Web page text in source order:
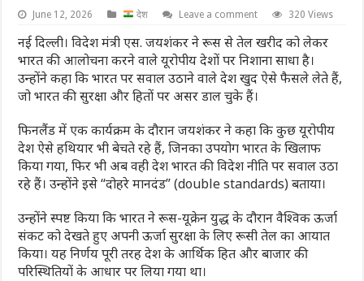
June 12, 2026 देश Leave a comment 320 Views
नई दिल्ली। विदेश मंत्री एस. जयशंकर ने रूस से तेल खरीद को लेकर
भारत की आलोचना करने वाले यूरोपीय देशों पर निशाना साधा है।
उन्होंने कहा कि भारत पर सवाल उठाने वाले देश खुद ऐसे फैसले लेते हैं,
जो भारत की सुरक्षा और हितों पर असर डाल चुके हैं।
फिनलैंड में एक कार्यक्रम के दौरान जयशंकर ने कहा कि कुछ यूरोपीय
देश ऐसे हथियार भी बेचते रहे हैं, जिनका उपयोग भारत के खिलाफ
किया गया, फिर भी अब वही देश भारत की विदेश नीति पर सवाल उठा
रहे हैं। उन्होंने इसे “दोहरे मानदंड” (double standards) बताया।
उन्होंने स्पष्ट किया कि भारत ने रूस-यूक्रेन युद्ध के दौरान वैश्विक ऊर्जा
संकट को देखते हुए अपनी ऊर्जा सुरक्षा के लिए रूसी तेल का आयात
किया। यह निर्णय पूरी तरह देश के आर्थिक हित और बाजार की
परिस्थितियों के आधार पर लिया गया था।